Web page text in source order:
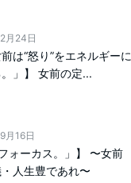
月24日
前は“怒り”をエネルギーに
」】 女前の定...
月16日
フォーカス。」】 〜女前
人生豊であれ〜